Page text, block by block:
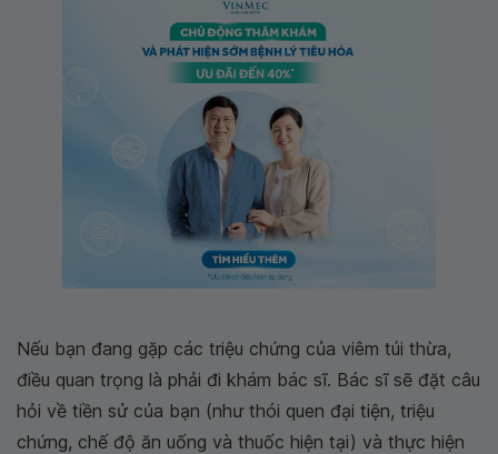
Nếu bạn đang gặp các triệu chứng của viêm túi thừa,
điều quan trọng là phải đi khám bác sĩ. Bác sĩ sẽ đặt câu
hỏi về tiền sử của bạn (như thói quen đại tiện, triệu
chứng, chế độ ăn uống và thuốc hiện tại) và thực hiện